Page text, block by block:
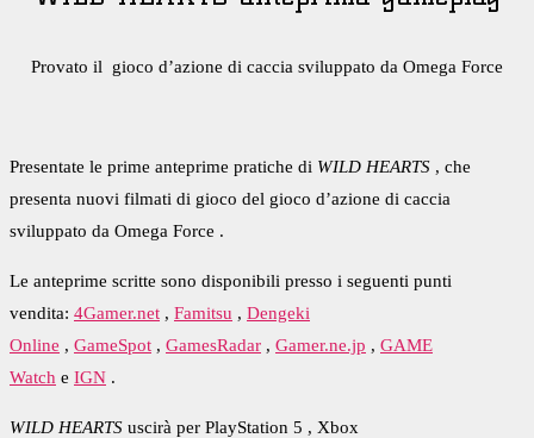
Provato il gioco d’azione di caccia sviluppato da Omega Force
Presentate le prime anteprime pratiche di WILD HEARTS , che
presenta nuovi filmati di gioco del gioco d’azione di caccia
sviluppato da Omega Force .
Le anteprime scritte sono disponibili presso i seguenti punti
vendita: 4Gamer.net , Famitsu , Dengeki
Online , GameSpot , GamesRadar , Gamer.ne.jp , GAME
Watch e IGN .
WILD HEARTS uscirà per PlayStation 5 , Xbox